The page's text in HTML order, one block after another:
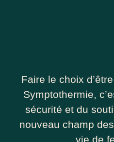
Faire le choix
Symptothermie,
sécurité et du
nouveau champ
vie de